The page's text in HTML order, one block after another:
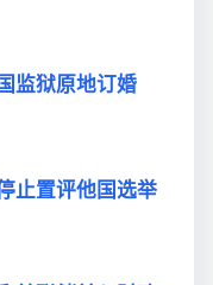
监狱原地订婚
止置评他国选举